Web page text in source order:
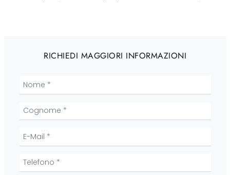
RICHIEDI MAGGIORI INFORMAZIONI